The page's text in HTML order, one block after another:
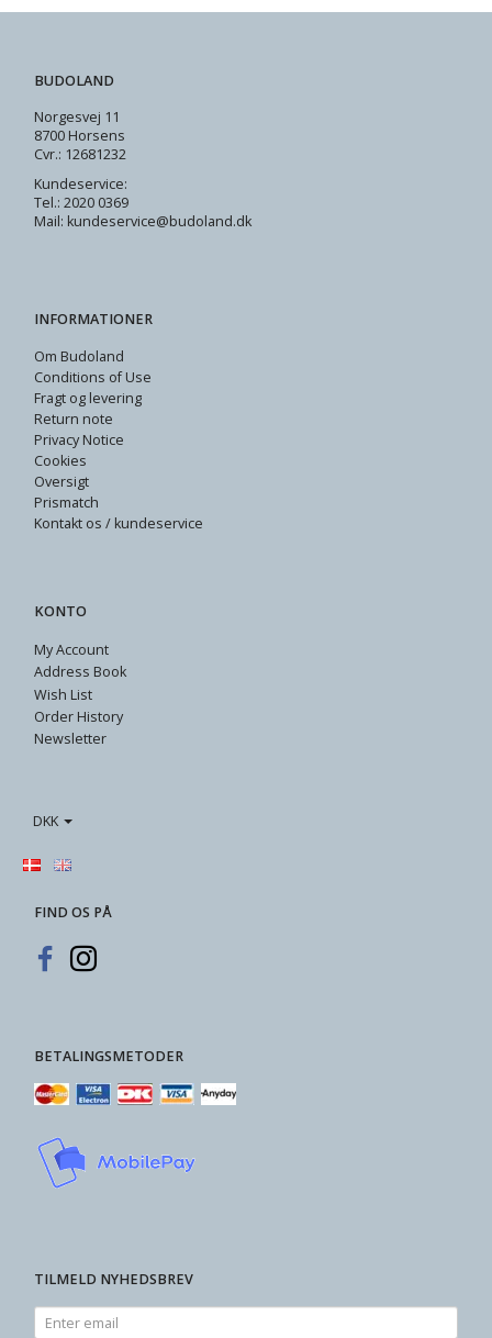
BUDOLAND
Norgesvej 11
8700 Horsens
Cvr.: 12681232
Kundeservice:
Tel.: 2020 0369
Mail: kundeservice@budoland.dk
INFORMATIONER
Om Budoland
Conditions of Use
Fragt og levering
Return note
Privacy Notice
Cookies
Oversigt
Prismatch
Kontakt os / kundeservice
KONTO
My Account
Address Book
Wish List
Order History
Newsletter
DKK
FIND OS PÅ
BETALINGSMETODER
TILMELD NYHEDSBREV
Enter
email